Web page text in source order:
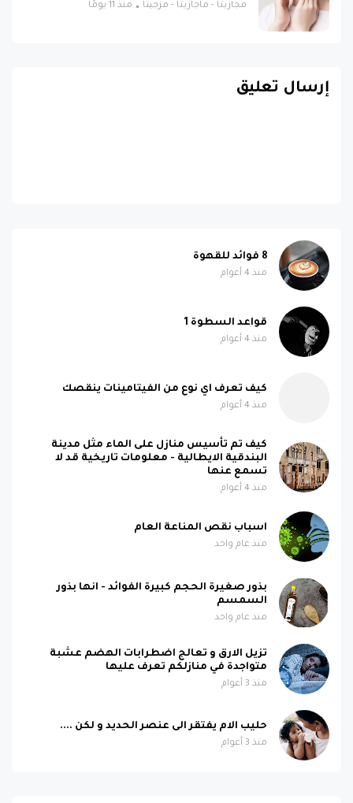
مجازيتا - ماجازيتا - مزجيتا منذ 11 يومًا
إرسال تعليق
8 فوائد للقهوة
منذ 4 أعوام
قواعد السطوة 1
منذ 4 أعوام
كيف تعرف اي نوع من الفيتامينات ينقصك
منذ 4 أعوام
كيف تم تأسيس منازل على الماء مثل مدينة
البندقية الايطالية - معلومات تاريخية قد لا
تسمع عنها
منذ 4 أعوام
اسباب نقص المناعة العام
منذ عام واحد
بذور صغيرة الحجم كبيرة الفوائد - انها بذور
السمسم
منذ عام واحد
تزيل الارق و تعالج اضطرابات الهضم عشبة
متواجدة في منازلكم تعرف عليها
منذ 3 أعوام
حليب الام يفتقر الى عنصر الحديد و لكن ....
منذ 3 أعوام